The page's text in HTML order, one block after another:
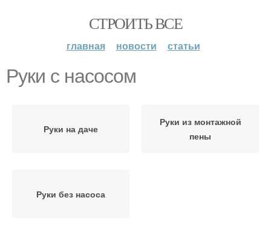
СТРОИТЬ ВСЕ
главная новости статьи
Руки с насосом
Руки на даче
Руки из монтажной
пены
Руки без насоса